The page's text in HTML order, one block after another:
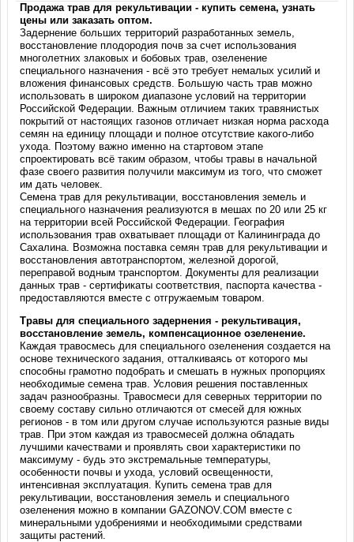
Продажа трав для рекультивации - купить семена, узнать
цены или заказать оптом.
Задернение больших территорий разработанных земель,
восстановление плодородия почв за счет использования
многолетних злаковых и бобовых трав, озеленение
специального назначения - всё это требует немалых усилий и
вложения финансовых средств. Большую часть трав можно
использовать в широком диапазоне условий на территории
Российской Федерации. Важным отличием таких травянистых
покрытий от настоящих газонов отличает низкая норма расхода
семян на единицу площади и полное отсутствие какого-либо
ухода. Поэтому важно именно на стартовом этапе
спроектировать всё таким образом, чтобы травы в начальной
фазе своего развития получили максимум из того, что сможет
им дать человек.
Семена трав для рекультивации, восстановления земель и
специального назначения реализуются в мешах по 20 или 25 кг
на территории всей Российской Федерации. География
использования трав охватывает площади от Калининграда до
Сахалина. Возможна поставка семян трав для рекультивации и
восстановления автотранспортом, железной дорогой,
переправой водным транспортом. Документы для реализации
данных трав - сертификаты соответствия, паспорта качества -
предоставляются вместе с отгружаемым товаром.
Травы для специального задернения - рекультивация,
восстановление земель, компенсационное озеленение.
Каждая травосмесь для специального озеленения создается на
основе технического задания, отталкиваясь от которого мы
способны грамотно подобрать и смешать в нужных пропорциях
необходимые семена трав. Условия решения поставленных
задач разнообразны. Травосмеси для северных территории по
своему составу сильно отличаются от смесей для южных
регионов - в том или другом случае используются разные виды
трав. При этом каждая из травосмесей должна обладать
лучшими качествами и проявлять свои характеристики по
максимуму - будь это экстремальные температуры,
особенности почвы и ухода, условий освещенности,
интенсивная эксплуатация. Купить семена трав для
рекультивации, восстановления земель и специального
озеленения можно в компании GAZONOV.COM вместе с
минеральными удобрениями и необходимыми средствами
защиты растений.